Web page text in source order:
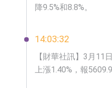
降9.5%和8.8%。
14:03:32
【財華社訊】3月11
上漲1.40%，報